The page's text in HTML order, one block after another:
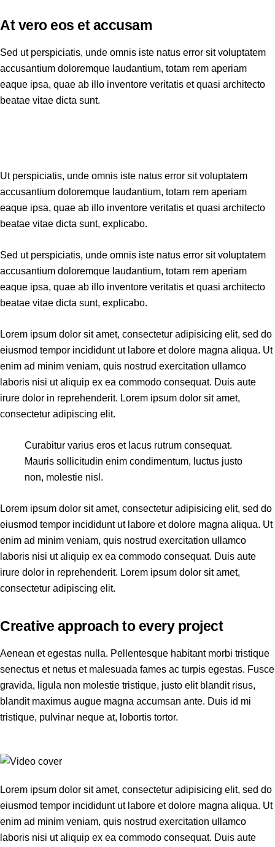
At vero eos et accusam
Sed ut perspiciatis, unde omnis iste natus error sit voluptatem
accusantium doloremque laudantium, totam rem aperiam
eaque ipsa, quae ab illo inventore veritatis et quasi architecto
beatae vitae dicta sunt.
Ut perspiciatis, unde omnis iste natus error sit voluptatem
accusantium doloremque laudantium, totam rem aperiam
eaque ipsa, quae ab illo inventore veritatis et quasi architecto
beatae vitae dicta sunt, explicabo.
Sed ut perspiciatis, unde omnis iste natus error sit voluptatem
accusantium doloremque laudantium, totam rem aperiam
eaque ipsa, quae ab illo inventore veritatis et quasi architecto
beatae vitae dicta sunt, explicabo.
Lorem ipsum dolor sit amet, consectetur adipisicing elit, sed do
eiusmod tempor incididunt ut labore et dolore magna aliqua. Ut
enim ad minim veniam, quis nostrud exercitation ullamco
laboris nisi ut aliquip ex ea commodo consequat. Duis aute
irure dolor in reprehenderit. Lorem ipsum dolor sit amet,
consectetur adipiscing elit.
Curabitur varius eros et lacus rutrum consequat.
Mauris sollicitudin enim condimentum, luctus justo
non, molestie nisl.
Lorem ipsum dolor sit amet, consectetur adipisicing elit, sed do
eiusmod tempor incididunt ut labore et dolore magna aliqua. Ut
enim ad minim veniam, quis nostrud exercitation ullamco
laboris nisi ut aliquip ex ea commodo consequat. Duis aute
irure dolor in reprehenderit. Lorem ipsum dolor sit amet,
consectetur adipiscing elit.
Creative approach to every project
Aenean et egestas nulla. Pellentesque habitant morbi tristique
senectus et netus et malesuada fames ac turpis egestas. Fusce
gravida, ligula non molestie tristique, justo elit blandit risus,
blandit maximus augue magna accumsan ante. Duis id mi
tristique, pulvinar neque at, lobortis tortor.
Lorem ipsum dolor sit amet, consectetur adipisicing elit, sed do
eiusmod tempor incididunt ut labore et dolore magna aliqua. Ut
enim ad minim veniam, quis nostrud exercitation ullamco
laboris nisi ut aliquip ex ea commodo consequat. Duis aute